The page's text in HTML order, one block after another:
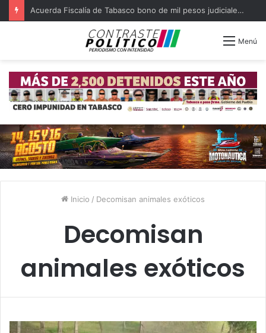
Acuerda Fiscalía de Tabasco bono de mil pesos judiciales quejosos
Menú
Inicio / Decomisan animales exóticos
Decomisan
animales exóticos